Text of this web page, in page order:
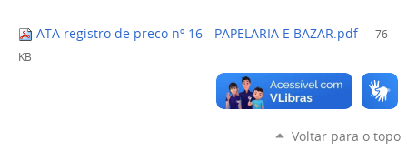
ATA registro de preco nº 16 - PAPELARIA E BAZAR.pdf — 76
KB
Voltar para o topo